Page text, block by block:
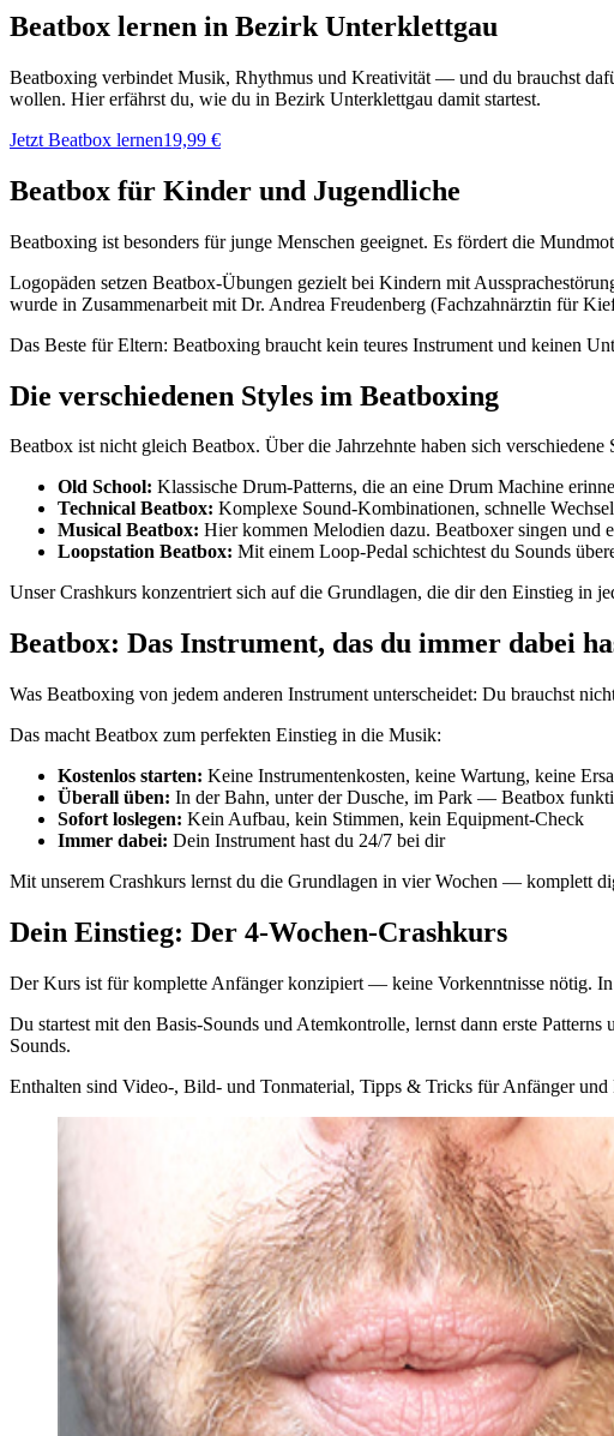
Beatbox lernen in Bezirk Unterklettgau
Beatboxing verbindet Musik, Rhythmus und Kreativität — und du brauchst
wollen. Hier erfährst du, wie du in Bezirk Unterklettgau damit startest.
Jetzt Beatbox lernen19,99 €
Beatbox für Kinder und Jugendliche
Beatboxing ist besonders für junge Menschen geeignet. Es fördert die
Logopäden setzen Beatbox-Übungen gezielt bei Kindern mit
wurde in Zusammenarbeit mit Dr. Andrea Freudenberg (Fachzahnärztin für
Das Beste für Eltern: Beatboxing braucht kein teures Instrument und keinen
Die verschiedenen Styles im Beatboxing
Beatbox ist nicht gleich Beatbox. Über die Jahrzehnte haben sich verschiedene
Old School: Klassische Drum-Patterns, die an eine Drum Machine
Technical Beatbox: Komplexe Sound-Kombinationen, schnelle
Musical Beatbox: Hier kommen Melodien dazu. Beatboxer singen
Loopstation Beatbox: Mit einem Loop-Pedal schichtest du Sounds
Unser Crashkurs konzentriert sich auf die Grundlagen, die dir den Einstieg in
Beatbox: Das Instrument, das du immer dabei
Was Beatboxing von jedem anderen Instrument unterscheidet: Du brauchst
Das macht Beatbox zum perfekten Einstieg in die Musik:
Kostenlos starten: Keine Instrumentenkosten, keine Wartung, keine
Überall üben: In der Bahn, unter der Dusche, im Park — Beatbox
Sofort loslegen: Kein Aufbau, kein Stimmen, kein Equipment-Check
Immer dabei: Dein Instrument hast du 24/7 bei dir
Mit unserem Crashkurs lernst du die Grundlagen in vier Wochen — komplett
Dein Einstieg: Der 4-Wochen-Crashkurs
Der Kurs ist für komplette Anfänger konzipiert — keine Vorkenntnisse nötig.
Du startest mit den Basis-Sounds und Atemkontrolle, lernst dann erste
Sounds.
Enthalten sind Video-, Bild- und Tonmaterial, Tipps & Tricks für Anfänger